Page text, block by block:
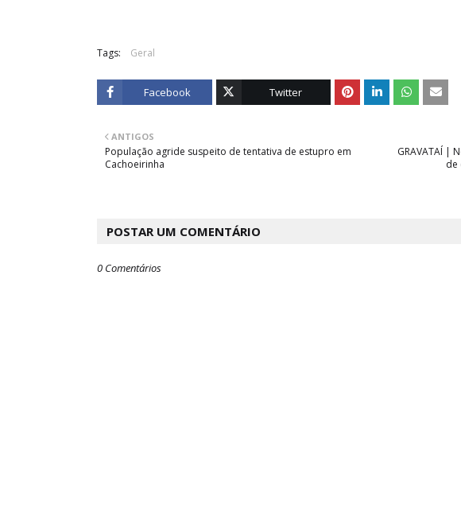
Tags: Geral
Facebook Twitter
GRAVATAÍ |
de
ANTIGOS
População agride suspeito de tentativa de estupro em
Cachoeirinha
POSTAR UM COMENTÁRIO
0 Comentários